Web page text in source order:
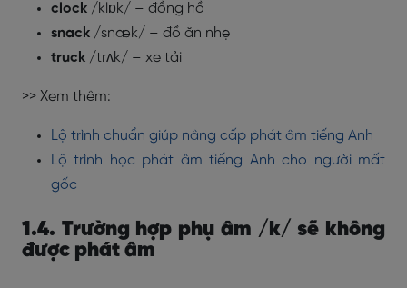
clock /klɒk/ – đồng hồ
snack /snæk/ – đồ ăn nhẹ
truck /trʌk/ – xe tải
>> Xem thêm:
Lộ trình chuẩn giúp nâng cấp phát âm tiếng Anh
Lộ trình học phát âm tiếng Anh cho người mất
gốc
1.4. Trường hợp phụ âm /k/ sẽ không
được phát âm